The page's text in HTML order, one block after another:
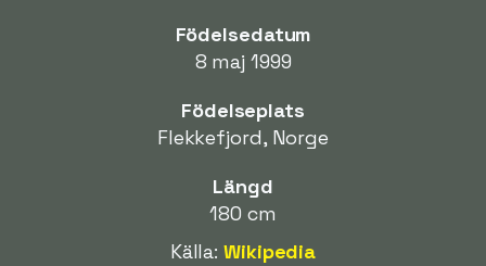
Födelsedatum
8 maj 1999
Födelseplats
Flekkefjord, Norge
Längd
180 cm
Källa:Wikipedia